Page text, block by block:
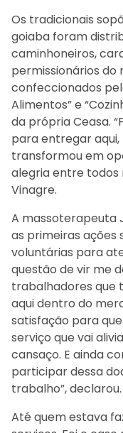
Os tradicionais
goiaba foram
caminhoneiros,
permissionários do
confeccionados
Alimentos” e
da própria Ceasa.
para entregar aqui,
transformou em
alegria entre todos
Vinagre.
A massoterapeuta
as primeiras ações
voluntárias para
questão de vir me
trabalhadores que
aqui dentro do
satisfação para
serviço que vai
cansaço. E ainda
participar dessa
trabalho”, declarou.
Até quem estava